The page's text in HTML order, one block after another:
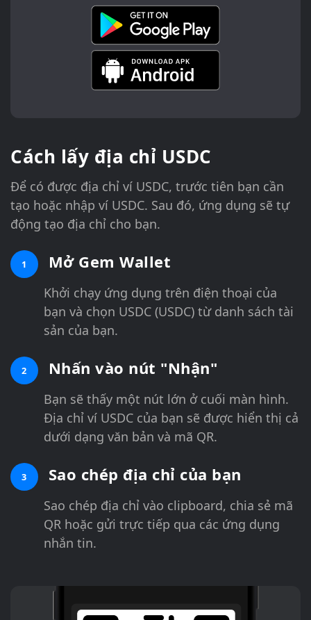
Cách lấy địa chỉ USDC
Để có được địa chỉ ví USDC, trước tiên bạn cần
tạo hoặc nhập ví USDC. Sau đó, ứng dụng sẽ tự
động tạo địa chỉ cho bạn.
1 Mở Gem Wallet
Khởi chạy ứng dụng trên điện thoại của
bạn và chọn USDC (USDC) từ danh sách tài
sản của bạn.
2 Nhấn vào nút "Nhận"
Bạn sẽ thấy một nút lớn ở cuối màn hình.
Địa chỉ ví USDC của bạn sẽ được hiển thị cả
dưới dạng văn bản và mã QR.
3 Sao chép địa chỉ của bạn
Sao chép địa chỉ vào clipboard, chia sẻ mã
QR hoặc gửi trực tiếp qua các ứng dụng
nhắn tin.